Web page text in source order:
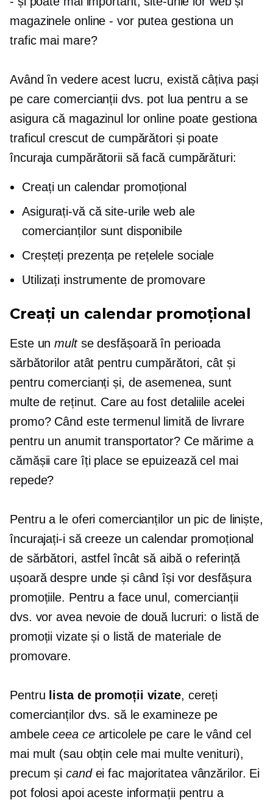
magazinele online - vor putea gestiona un
trafic mai mare?
Având în vedere acest lucru, există câțiva pași
pe care comercianții dvs. pot lua pentru a se
asigura că magazinul lor online poate gestiona
traficul crescut de cumpărători și poate
încuraja cumpărătorii să facă cumpărături:
Creați un calendar promoțional
Asigurați-vă că site-urile web ale
comercianților sunt disponibile
Creșteți prezența pe rețelele sociale
Utilizați instrumente de promovare
Creați un calendar promoțional
Este unmultse desfășoară în perioada
sărbătorilor atât pentru cumpărători, cât și
pentru comercianți și, de asemenea, sunt
multe de reținut. Care au fost detaliile acelei
promo? Când este termenul limită de livrare
pentru un anumit transportator? Ce mărime a
cămășii care îți place se epuizează cel mai
repede?
Pentru a le oferi comercianților un pic de liniște,
încurajați-i să creeze un calendar promoțional
de sărbători, astfel încât să aibă o referință
ușoară despre unde și când își vor desfășura
promoțiile. Pentru a face unul, comercianții
dvs. vor avea nevoie de două lucruri: o listă de
promoții vizate și o listă de materiale de
promovare.
Pentru lista de promoții vizate, cereți
comercianților dvs. să le examineze pe
ambeleceea cearticolele pe care le vând cel
mai mult (sau obțin cele mai multe venituri),
precum șicandei fac majoritatea vânzărilor. Ei
pot folosi apoi aceste informații pentru a